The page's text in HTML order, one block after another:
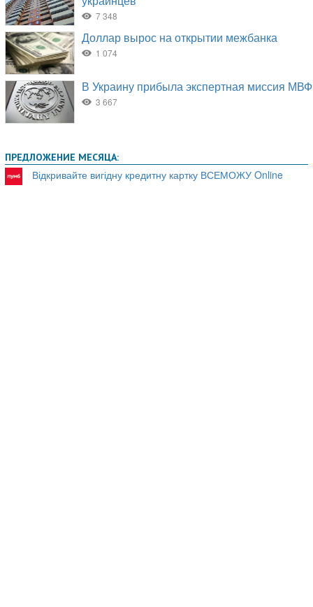
ПРЕДЛОЖЕНИЕ МЕСЯЦА:
Відкривайте вигідну кредитну картку ВСЕМОЖУ Online